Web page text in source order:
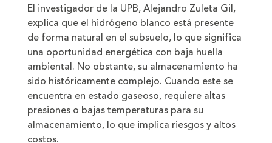
El investigador de la UPB, Alejandro Zuleta Gil,
explica que el hidrógeno blanco está presente
de forma natural en el subsuelo, lo que significa
una oportunidad energética con baja huella
ambiental. No obstante, su almacenamiento ha
sido históricamente complejo. Cuando este se
encuentra en estado gaseoso, requiere altas
presiones o bajas temperaturas para su
almacenamiento, lo que implica riesgos y altos
costos.